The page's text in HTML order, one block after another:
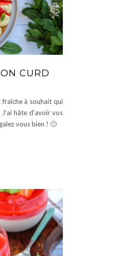
CURD
à souhait qui
hâte d’avoir vos
vous bien ! 🙂